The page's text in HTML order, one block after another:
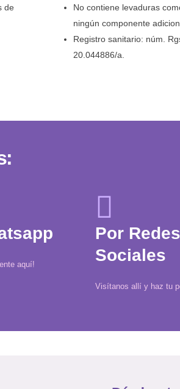
de
No contiene levaduras
ningún componente
Registro sanitario: núm.
20.044886/a.
aquí!
Por Redes
Sociales
Visítanos allí y haz tu